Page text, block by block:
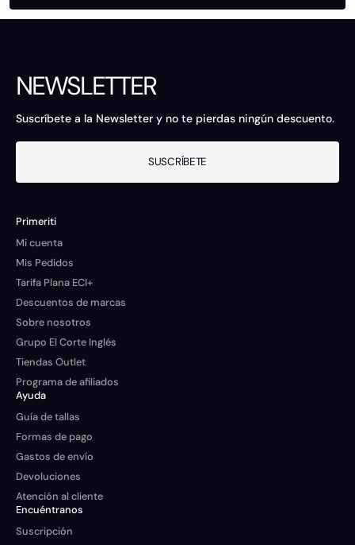
NEWSLETTER
Suscríbete a la Newsletter y no te pierdas ningún descuento.
SUSCRÍBETE
Primeriti
Mi cuenta
Mis Pedidos
Tarifa Plana ECI+
Descuentos de marcas
Sobre nosotros
Grupo El Corte Inglés
Tiendas Outlet
Programa de afiliados
Ayuda
Guía de tallas
Formas de pago
Gastos de envío
Devoluciones
Atención al cliente
Encuéntranos
Suscripción